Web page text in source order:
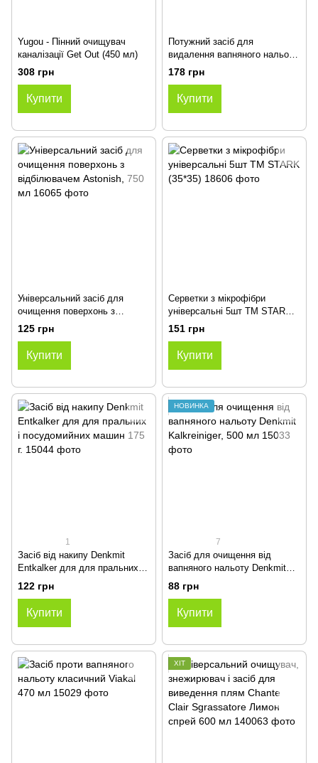
Yugou - Пінний очищувач
каналізації Get Out (450 мл)
308 грн
Купити
Потужний засіб для
видалення вапняного нальоту
Astonish Ultimate Limescale
Remover 750 мл
178 грн
Купити
Універсальний засіб для
очищення поверхонь з
відбілювачем Astonish, 750
125 грн
Купити
Серветки з мікрофібри
універсальні 5шт TM STARK
(35*35)
151 грн
Купити
1
Засіб від накипу Denkmit
Entkalker для для пральних і
посудомийних машин 175 г.
122 грн
Купити
НОВИНКА
7
Засіб для очищення від
вапняного нальоту Denkmit
Kalkreiniger, 500 мл
88 грн
Купити
ХІТ